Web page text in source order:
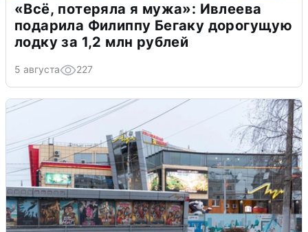
«Всё, потеряла я мужа»: Ивлеева
подарила Филиппу Бегаку дорогущую
лодку за 1,2 млн рублей
5 августа 227